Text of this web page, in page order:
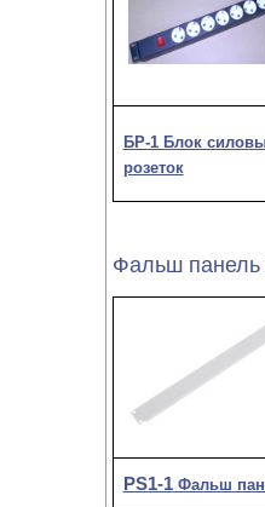
БР-1 Блок
розеток
Фальш
PS1-1 Фальш